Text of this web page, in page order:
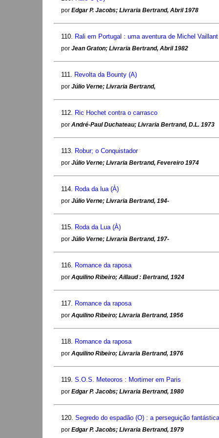
por Edgar P. Jacobs; Livraria Bertrand, Abril 1978
110. Rali em Portugal : uma aventura de Michel Vaillant
por Jean Graton; Livraria Bertrand, Abril 1982
111. Revolta da Bounty (A)
por Júlio Verne; Livraria Bertrand,
112. Ric Hochet contra o carrasco
por André-Paul Duchateau; Livraria Bertrand, D.L. 1973
113. Robur; o Conquistador
por Júlio Verne; Livraria Bertrand, Fevereiro 1974
114. Roda da lua (À)
por Júlio Verne; Livraria Bertrand, 194-
115. Roda da Lua (À)
por Júlio Verne; Livraria Bertrand, 197-
116. Romance da raposa
por Aquilino Ribeiro; Aillaud : Bertrand, 1924
117. Romance da raposa
por Aquilino Ribeiro; Livraria Bertrand, 1956
118. Romance da raposa
por Aquilino Ribeiro; Livraria Bertrand, 1976
119. S.O.S. Meteoros : Mortimer em Paris
por Edgar P. Jacobs; Livraria Bertrand, 1980
120. Segredo do espadão (O) : a perseguição fantástica
por Edgar P. Jacobs; Livraria Bertrand, 1979